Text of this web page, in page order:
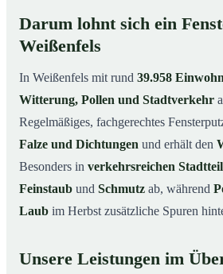
Darum lohnt sich ein
Weißenfels
In Weißenfels mit rund 39.958
Witterung, Pollen und Stadtverkehr
Regelmäßiges, fachgerechtes
Falze und Dichtungen und erhält den
Besonders in verkehrsreichen
Feinstaub und Schmutz ab, während
Laub im Herbst zusätzliche Spuren
Unsere Leistungen im